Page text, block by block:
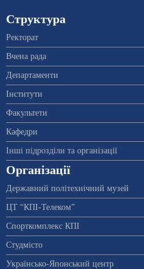
Структура
Ректорат
Вчена рада
Департаменти
Інститути
Факультети
Кафедри
Інші підрозділи та організації
Організації
Державний політехнічний музей
ЦТ “КПІ-Телеком”
Спорткомплекс КПІ
Студмісто
Українсько-Японський центр